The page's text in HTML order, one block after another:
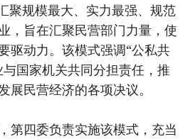
聚规模最大、实力最强、规范
，旨在汇聚民营部门力量，使
驱动力。该模式强调“公私共
国家机关共同分担责任，推
展民营经济的各项决议。
第四委负责实施该模式，充当